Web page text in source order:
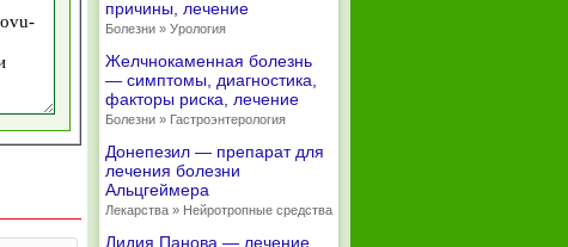
причины, лечение
Болезни » Урология
Желчнокаменная болезнь
— симптомы, диагностика,
факторы риска, лечение
Болезни » Гастроэнтерология
Донепезил — препарат для
лечения болезни
Альцгеймера
Лекарства » Нейротропные средства
Лидия Панова — лечение